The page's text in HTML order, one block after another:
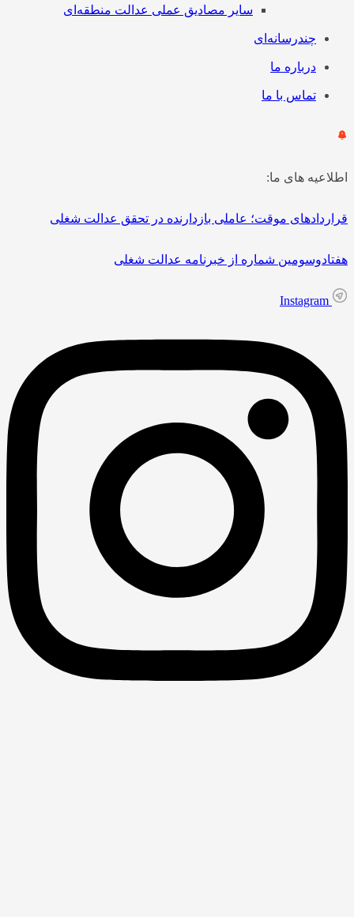
سایر مصادیق عملی عدالت منطقه‌ای
چندرسانه‌ای
درباره ما
تماس با ما
اطلاعیه های ما:
قراردادهای موقت؛ عاملی بازدارنده در تحقق عدالت شغلی
هفتادوسومین شماره از خبرنامه عدالت شغلی
Instagram